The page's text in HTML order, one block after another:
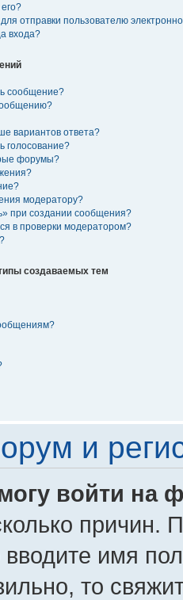
отправки пользователю
входа?
сообщение?
вариантов ответа?
голосование?
форумы?
модератору?
при создании сообщения?
в проверки модератором?
создаваемых тем
и
войти на
причин.
имя
то